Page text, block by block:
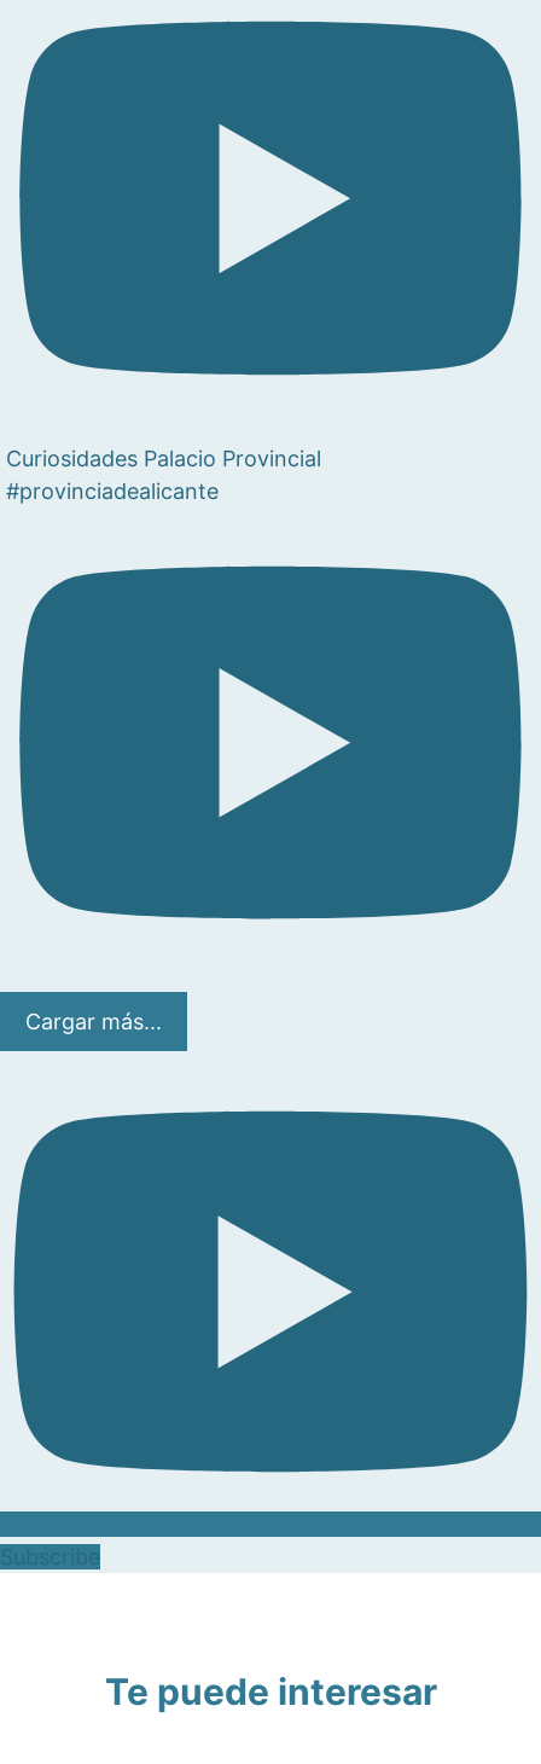
Curiosidades Palacio Provincial
#provinciadealicante
Cargar más...
Te puede interesar